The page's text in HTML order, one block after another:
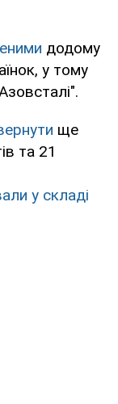
додому
у тому
ще
та 21
у складі